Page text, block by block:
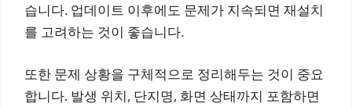
습니다. 업데이트 이후에도 문제가 지속되면 재설치
를 고려하는 것이 좋습니다.
또한 문제 상황을 구체적으로 정리해두는 것이 중요
합니다. 발생 위치, 단지명, 화면 상태까지 포함하면